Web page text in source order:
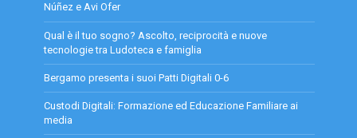
Núñez e Avi Ofer
Qual è il tuo sogno? Ascolto, reciprocità e nuove
tecnologie tra Ludoteca e famiglia
Bergamo presenta i suoi Patti Digitali 0-6
Custodi Digitali: Formazione ed Educazione Familiare ai
media